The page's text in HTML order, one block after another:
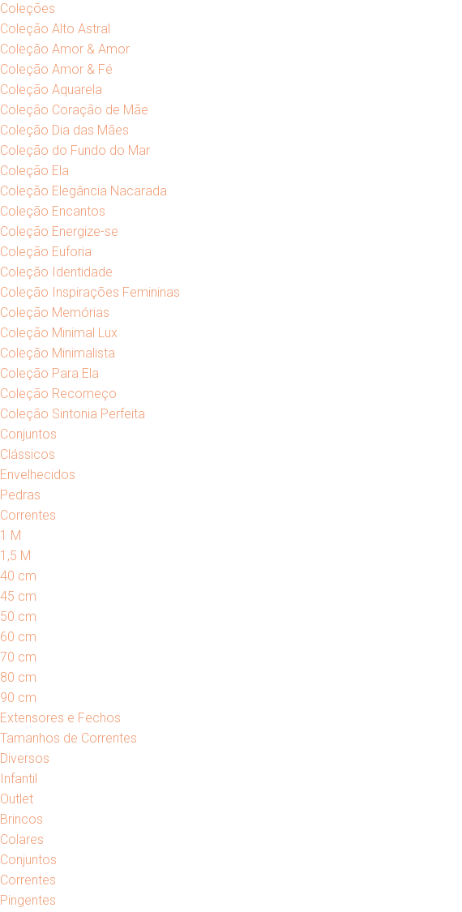
Coleções
Coleção Alto Astral
Coleção Amor & Amor
Coleção Amor & Fé
Coleção Aquarela
Coleção Coração de Mãe
Coleção Dia das Mães
Coleção do Fundo do Mar
Coleção Ela
Coleção Elegância Nacarada
Coleção Encantos
Coleção Energize-se
Coleção Euforia
Coleção Identidade
Coleção Inspirações Femininas
Coleção Memórias
Coleção Minimal Lux
Coleção Minimalista
Coleção Para Ela
Coleção Recomeço
Coleção Sintonia Perfeita
Conjuntos
Clássicos
Envelhecidos
Pedras
Correntes
1 M
1,5 M
40 cm
45 cm
50 cm
60 cm
70 cm
80 cm
90 cm
Extensores e Fechos
Tamanhos de Correntes
Diversos
Infantil
Outlet
Brincos
Colares
Conjuntos
Correntes
Pingentes